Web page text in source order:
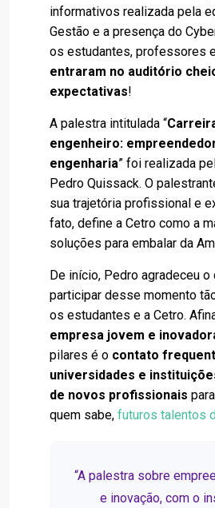
informativos realizada pela
Gestão e a presença do
os estudantes, professores
entraram no auditório
expectativas!
A palestra intitulada “
engenheiro:
engenharia” foi realizada
Pedro Quissack. O
sua trajetória profissional e
fato, define a Cetro como a
soluções para embalar da
De início, Pedro agradeceu o
participar desse momento
os estudantes e a Cetro.
empresa jovem e
pilares é o contato
universidades e
de novos profissionais
quem sabe, futuros talentos
“A palestra sobre
e inovação, com o